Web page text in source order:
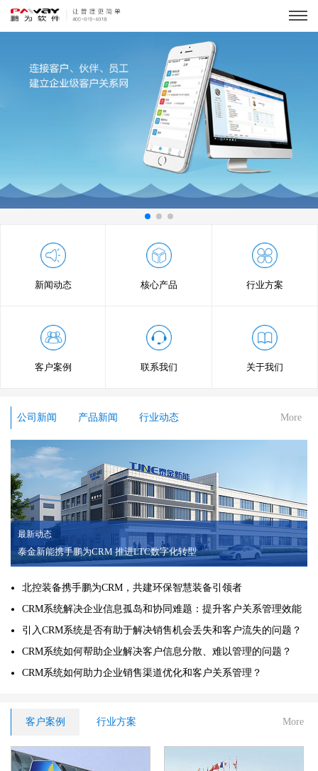
新闻动态 核心产品 行业方案
客户案例 联系我们 关于我们
公司新闻 产品新闻 行业动态 More
最新动态
泰金新能携手鹏为CRM 推进LTC数字化转型
北控装备携手鹏为CRM，共建环保智慧装备引领者
CRM系统解决企业信息孤岛和协同难题：提升客户关系管理效能
引入CRM系统是否有助于解决销售机会丢失和客户流失的问题？
CRM系统如何帮助企业解决客户信息分散、难以管理的问题？
CRM系统如何助力企业销售渠道优化和客户关系管理？
客户案例 行业方案 More